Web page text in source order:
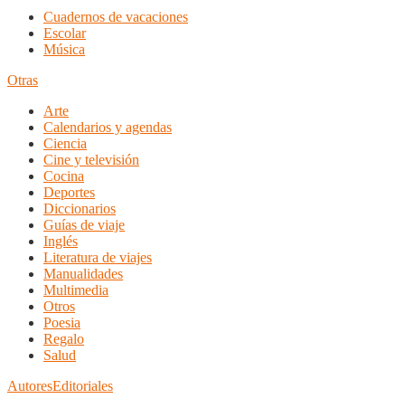
Cuadernos de vacaciones
Escolar
Música
Otras
Arte
Calendarios y agendas
Ciencia
Cine y televisión
Cocina
Deportes
Diccionarios
Guías de viaje
Inglés
Literatura de viajes
Manualidades
Multimedia
Otros
Poesia
Regalo
Salud
AutoresEditoriales